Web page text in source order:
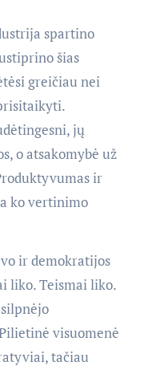
spartino
šias
greičiau nei
jų
o atsakomybė už
ir
ko vertinimo
ir demokratijos
liko. Teismai liko.
visuomenė
tačiau